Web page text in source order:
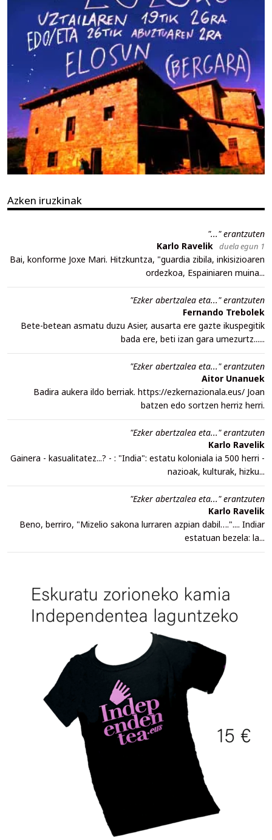
Azken iruzkinak
"..." erantzuten
Karlo Ravelik duela egun 1
Bai, konforme Joxe Mari. Hitzkuntza, "guardia zibila, inkisizioaren
ordezkoa, Espainiaren muina...
"Ezker abertzalea eta..." erantzuten
Fernando Trebolek
Bete-betean asmatu duzu Asier, ausarta ere gazte ikuspegitik
bada ere, beti izan gara umezurtz......
"Ezker abertzalea eta..." erantzuten
Aitor Unanuek
Badira aukera ildo berriak. https://ezkernazionala.eus/ Joan
batzen edo sortzen herriz herri.
"Ezker abertzalea eta..." erantzuten
Karlo Ravelik
Gainera - kasualitatez...? - : "India": estatu koloniala ia 500 herri -
nazioak, kulturak, hizku...
"Ezker abertzalea eta..." erantzuten
Karlo Ravelik
Beno, berriro, "Mizelio sakona lurraren azpian dabil….".... Indiar
estatuan bezela: la...